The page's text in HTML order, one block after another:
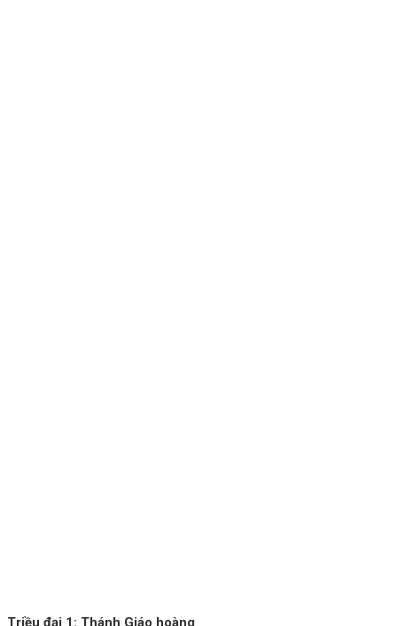
Triều đại 1: Thánh Giáo hoàng